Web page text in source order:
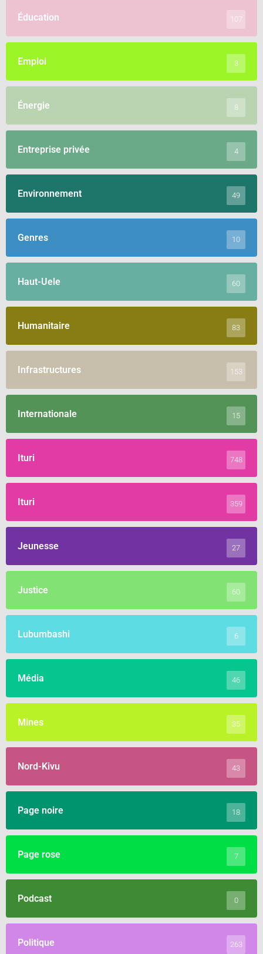
Éducation 107
Emploi 3
Énergie 8
Entreprise privée 4
Environnement 49
Genres 10
Haut-Uele 60
Humanitaire 83
Infrastructures 153
Internationale 15
Ituri 748
Ituri 359
Jeunesse 27
Justice 60
Lubumbashi 6
Média 46
Mines 35
Nord-Kivu 43
Page noire 18
Page rose 7
Podcast 0
Politique 263